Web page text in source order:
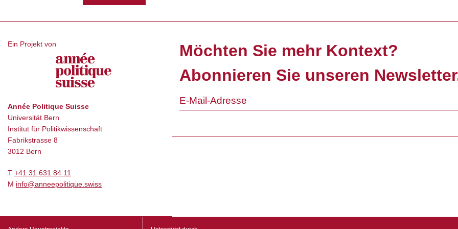
Ein Projekt von
Année Politique Suisse
Universität Bern
Institut für Politikwissenschaft
Fabrikstrasse 8
3012 Bern
T +41 31 631 84 11
M info@anneepolitique.swiss
Möchten Sie mehr Kontext?
Abonnieren Sie unseren